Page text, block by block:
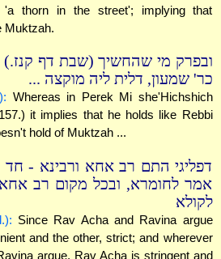
thorn in the street'; implying that
Muktzah.
ובפרק מי שהחשיך (שבת דף
כר' שמעון, דלית ליה מוקצה ...
Whereas in Perek Mi she'Hichshich
it implies that he holds like Rebbi
hold of Muktzah ...
דפליגי התם רב אחא ורבינא -
אמר לחומרא, ובכל מקום רב אחא
לקולא
Since Rav Acha and Ravina argue
and the other, strict; and wherever
argue, Rav Acha is stringent and